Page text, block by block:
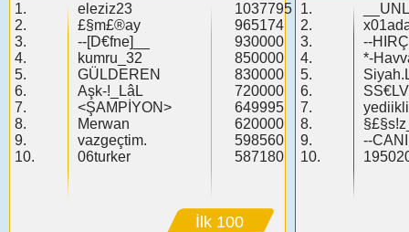
1.
2.
3.
4.
5.
6.
7.
8.
9.
10.
eleziz23
£§m£®ay
--[D€fne]__
kumru_32
GÜLDEREN
Aşk-!_LâL
<ŞAMPİYON>
Merwan
vazgeçtim.
06turker
1037795
965174
930000
850000
830000
720000
649995
620000
598560
587180
İlk 100
1.
2.
3.
4.
5.
6.
7.
8.
9.
10.
--
*-
--